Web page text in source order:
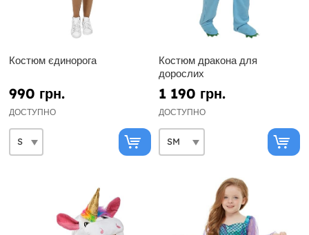
Костюм єдинорога
990 грн.
ДОСТУПНО
Костюм дракона для
дорослих
1 190 грн.
ДОСТУПНО